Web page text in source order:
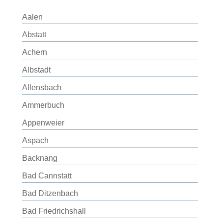
Aalen
Abstatt
Achern
Albstadt
Allensbach
Ammerbuch
Appenweier
Aspach
Backnang
Bad Cannstatt
Bad Ditzenbach
Bad Friedrichshall